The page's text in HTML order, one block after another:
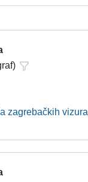
zagrebačkih vizura